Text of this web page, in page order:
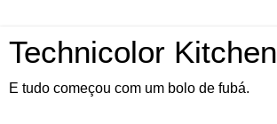
Technicolor Kitchen
E tudo começou com um bolo de fubá.